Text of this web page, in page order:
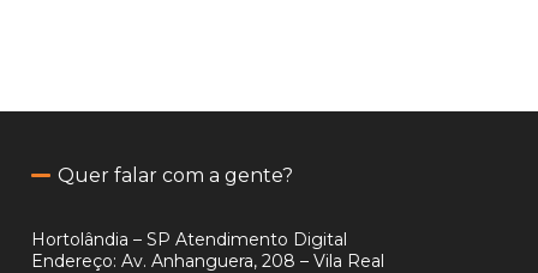
Quer falar com a gente?
Hortolândia – SP Atendimento Digital
Endereço: Av. Anhanguera, 208 – Vila Real